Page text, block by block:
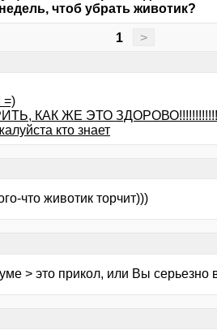
чтоб убрать животик?
1 >
=)
КАК ЖЕ ЭТО
кто знает
что животик торчит)))
> это прикол, или Вы серьезно